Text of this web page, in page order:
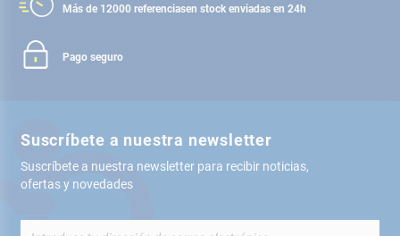
Más de 12000 referenciasen stock enviadas en 24h
Pago seguro
Suscríbete a nuestra newsletter
Suscríbete a nuestra newsletter para recibir noticias,
ofertas y novedades